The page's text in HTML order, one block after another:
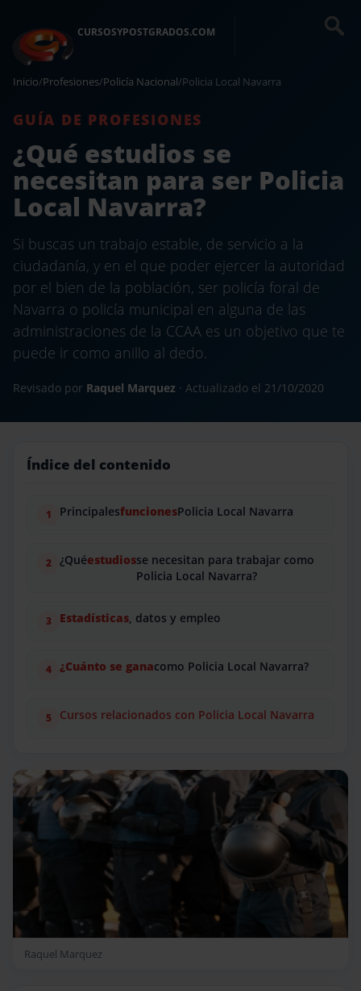
CURSOSYPOSTGRADOS.COM
Inicio/Profesiones/Policía Nacional/Policia Local Navarra
GUÍA DE PROFESIONES
¿Qué estudios se
necesitan para ser Policia
Local Navarra?
Si buscas un trabajo estable, de servicio a la
ciudadanía, y en el que poder ejercer la autoridad
por el bien de la población, ser policía foral de
Navarra o policía municipal en alguna de las
administraciones de la CCAA es un objetivo que te
puede ir como anillo al dedo.
Revisado por Raquel Marquez · Actualizado el 21/10/2020
Índice del contenido
PrincipalesfuncionesPolicia Local Navarra
¿Quéestudiosse necesitan para trabajar como
Policia Local Navarra?
Estadísticas, datos y empleo
¿Cuánto se ganacomo Policia Local Navarra?
Cursos relacionados con Policia Local Navarra
Raquel Marquez